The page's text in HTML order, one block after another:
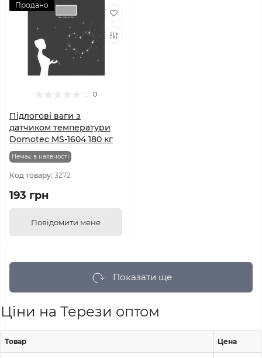
Продано
0
Підлогові ваги з
датчиком температури
Domotec MS-1604 180 кг
Немає в наявності
Код товару: 3272
193 грн
Повідомити мене
Показати ще
Ціни на Терези оптом
Товар Цена